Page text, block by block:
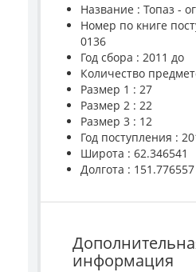
Название : Топаз -
Номер по книге
0136
Год сбора : 2011 до
Количество
Размер 1 : 27
Размер 2 : 22
Размер 3 : 12
Год поступления :
Широта : 62.346541
Долгота : 151.776557
информация